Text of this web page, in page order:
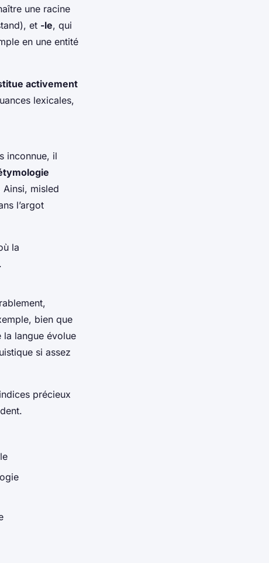
une racine
), et -le, qui
en une entité
activement
lexicales,
inconnue, il
Ainsi, misled
l’argot
la
bien que
langue évolue
si assez
précieux